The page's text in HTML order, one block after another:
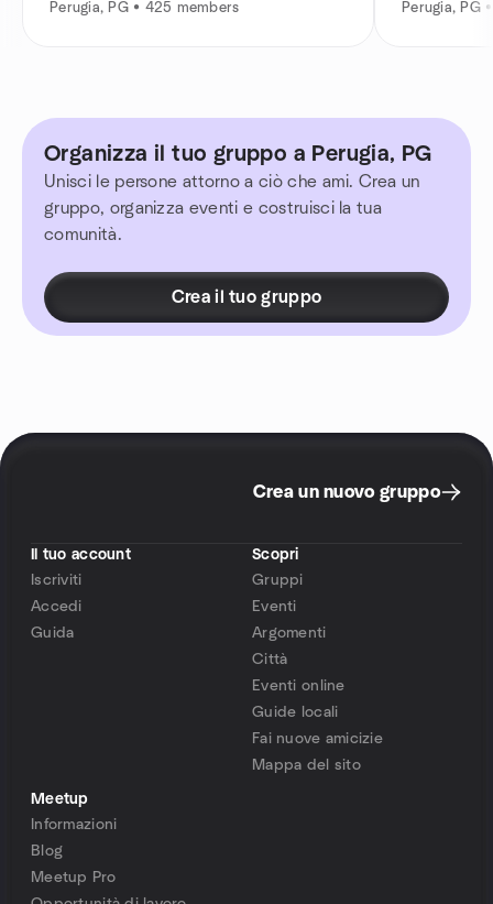
Perugia, PG • 425 members Perugia, PG
Organizza il tuo gruppo a Perugia, PG
Unisci le persone attorno a ciò che ami. Crea un
gruppo, organizza eventi e costruisci la tua
comunità.
Crea il tuo gruppo
Crea un nuovo gruppo
Il tuo account
Iscriviti
Accedi
Guida
Scopri
Gruppi
Eventi
Argomenti
Città
Eventi online
Guide locali
Fai nuove amicizie
Mappa del sito
Meetup
Informazioni
Blog
Meetup Pro